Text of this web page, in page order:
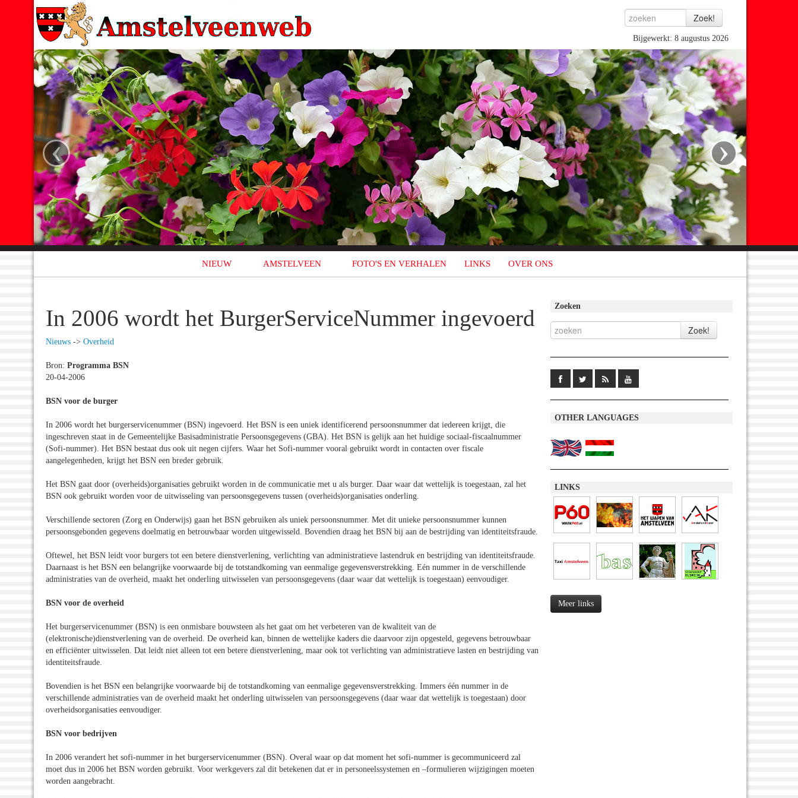
Bijgewerkt: 8 augustus 2026
‹ ›
NIEUW AMSTELVEEN FOTO'S EN VERHALEN LINKS OVER ONS
In 2006 wordt het BurgerServiceNummer ingevoerd
Nieuws -> Overheid
Bron: Programma BSN
20-04-2006
BSN voor de burger
In 2006 wordt het burgerservicenummer (BSN) ingevoerd. Het BSN is een uniek identificerend persoonsnummer dat iedereen krijgt, die
ingeschreven staat in de Gemeentelijke Basisadministratie Persoonsgegevens (GBA). Het BSN is gelijk aan het huidige sociaal-fiscaalnummer
(Sofi-nummer). Het BSN bestaat dus ook uit negen cijfers. Waar het Sofi-nummer vooral gebruikt wordt in contacten over fiscale
aangelegenheden, krijgt het BSN een breder gebruik.
Het BSN gaat door (overheids)organisaties gebruikt worden in de communicatie met u als burger. Daar waar dat wettelijk is toegestaan, zal het
BSN ook gebruikt worden voor de uitwisseling van persoonsgegevens tussen (overheids)organisaties onderling.
Verschillende sectoren (Zorg en Onderwijs) gaan het BSN gebruiken als uniek persoonsnummer. Met dit unieke persoonsnummer kunnen
persoonsgebonden gegevens doelmatig en betrouwbaar worden uitgewisseld. Bovendien draag het BSN bij aan de bestrijding van identiteitsfraude.
Oftewel, het BSN leidt voor burgers tot een betere dienstverlening, verlichting van administratieve lastendruk en bestrijding van identiteitsfraude.
Daarnaast is het BSN een belangrijke voorwaarde bij de totstandkoming van eenmalige gegevensverstrekking. Eén nummer in de verschillende
administraties van de overheid, maakt het onderling uitwisselen van persoonsgegevens (daar waar dat wettelijk is toegestaan) eenvoudiger.
BSN voor de overheid
Het burgerservicenummer (BSN) is een onmisbare bouwsteen als het gaat om het verbeteren van de kwaliteit van de
(elektronische)dienstverlening van de overheid. De overheid kan, binnen de wettelijke kaders die daarvoor zijn opgesteld, gegevens betrouwbaar
en efficiënter uitwisselen. Dat leidt niet alleen tot een betere dienstverlening, maar ook tot verlichting van administratieve lasten en bestrijding van
identiteitsfraude.
Bovendien is het BSN een belangrijke voorwaarde bij de totstandkoming van eenmalige gegevensverstrekking. Immers één nummer in de
verschillende administraties van de overheid maakt het onderling uitwisselen van persoonsgegevens (daar waar dat wettelijk is toegestaan) door
overheidsorganisaties eenvoudiger.
BSN voor bedrijven
In 2006 verandert het sofi-nummer in het burgerservicenummer (BSN). Overal waar op dat moment het sofi-nummer is gecommuniceerd zal
moet dus in 2006 het BSN worden gebruikt. Voor werkgevers zal dit betekenen dat er in personeelssystemen en –formulieren wijzigingen moeten
worden aangebracht.
Zoeken
OTHER LANGUAGES
LINKS
Meer links